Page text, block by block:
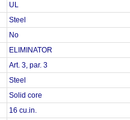
UL
Steel
No
ELIMINATOR
Art. 3, par. 3
Steel
Solid core
16 cu.in.